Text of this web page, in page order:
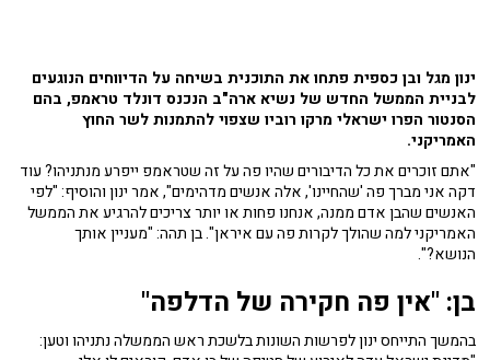
ינון מגל ובן כספית פתחו את התוכנית בשיחה על הדיווחים הנוגעים
לבניית הממשל החדש של נשיא ארה"ב הנכנס דונלד טראמפ, בהם
הסנטור הפרו ישראלי מרקו רוביו שצפוי להתמנות לשר החוץ
האמריקני.
"אתם זוכרים את כל הדיבורים שהיו פה על זה שטראמפ ייפרע מנתניהו? עוד
דקה אני מברך פה 'שהחיינו', אלה אנשים מדהימים", אמר ינון והוסיף: "לפי
האנשים שהבן אדם ממנה, אנחנו פחות או יותר צריכים להרגיע את הממשל
האמריקני למה שהולך לקרות פה עם איראן". בן תהה: "מעניין אותך
הנושא?".
בן: "אין פה חקירה של הדלפה"
בהמשך התייחס ינון לפרשות השונות בלשכת ראש הממשלה נתניהו וטען: